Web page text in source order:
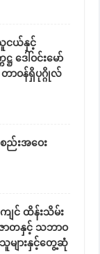
ငယ်နှင့်
ေါ်ဝင်းမော်
ာဝန်ရှိပုဂ္ဂိုလ်
းအဝေး
င် ထိန်းသိမ်း
ဇာတနှင့် သဘာဝ
သူများနှင့်တွေ့ဆုံ